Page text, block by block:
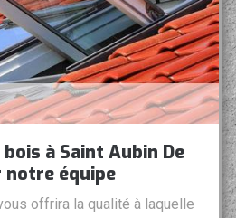
à Saint Aubin De
notre équipe
offrira la qualité à laquelle